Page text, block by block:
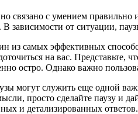
связано с умением
зависимости от ситуации,
из самых эффективных
на вас.
остро. Однако важно
могут служить еще одной
просто сделайте паузу и
и детализированных ответов.